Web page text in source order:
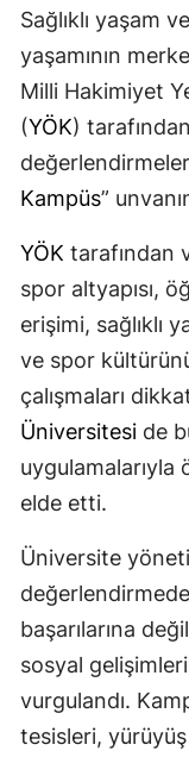
Sağlıklı yaşam
yaşamının
Milli Hakimiyet
(YÖK)
Kampüs”
YÖK tarafından
spor altyapısı,
erişimi, sağlıklı
ve spor
çalışmaları
Üniversitesi de
uygulamalarıyla
elde etti.
Üniversite
başarılarına
sosyal
vurgulandı.
tesisleri,